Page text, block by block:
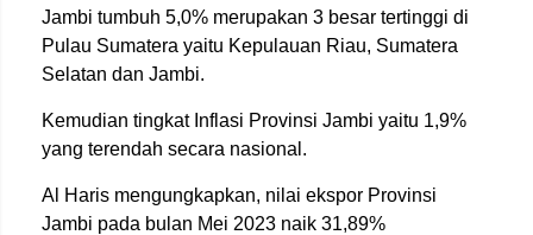
Jambi tumbuh 5,0% merupakan 3 besar tertinggi di
Pulau Sumatera yaitu Kepulauan Riau, Sumatera
Selatan dan Jambi.
Kemudian tingkat Inflasi Provinsi Jambi yaitu 1,9%
yang terendah secara nasional.
Al Haris mengungkapkan, nilai ekspor Provinsi
Jambi pada bulan Mei 2023 naik 31,89%